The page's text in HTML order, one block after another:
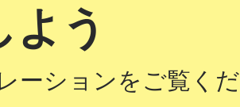
う
ーションをご覧くだ